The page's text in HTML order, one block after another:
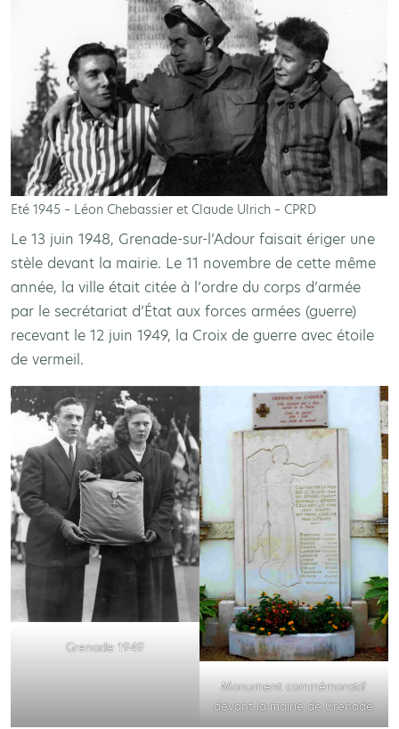
Eté 1945 – Léon Chebassier et Claude Ulrich – CPRD
Le 13 juin 1948, Grenade-sur-l’Adour faisait ériger une
stèle devant la mairie. Le 11 novembre de cette même
année, la ville était citée à l’ordre du corps d’armée
par le secrétariat d’État aux forces armées (guerre)
recevant le 12 juin 1949, la Croix de guerre avec étoile
de vermeil.
Grenade 1949
Monument commémoratif
devant la mairie de Grenade